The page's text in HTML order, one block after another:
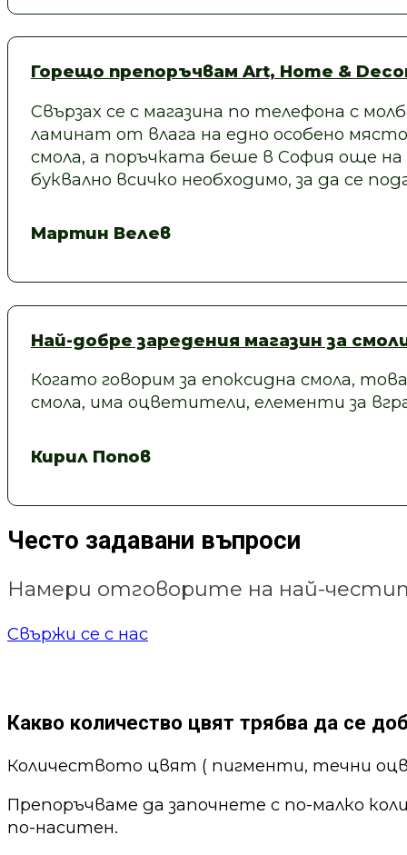
Горещо препоръчвам Art, Home &
Свързах се с магазина по телефона с
ламинат от влага на едно особено
смола, а поръчката беше в София още
буквално всичко необходимо, за да се
Мартин Велев
Най-добре заредения магазин за
Когато говорим за епоксидна смола,
смола, има оцветители, елементи за
Кирил Попов
Често задавани въпроси
Намери отговорите на най-
Свържи се с нас
Какво количество цвят трябва да се
Количеството цвят ( пигменти, течни
Препоръчваме да започнете с по-малко
по-наситен.